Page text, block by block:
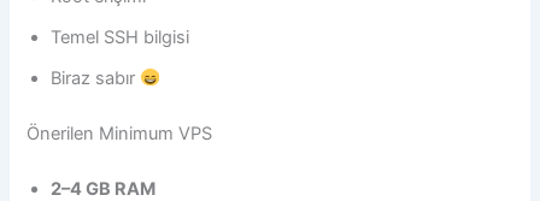
Temel SSH bilgisi
Biraz sabır
Önerilen Minimum VPS
2–4 GB RAM